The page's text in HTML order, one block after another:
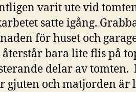
varit ute vid
satte igång.
för huset och
bara lite flis på
delar av tomten.
och matjorden är